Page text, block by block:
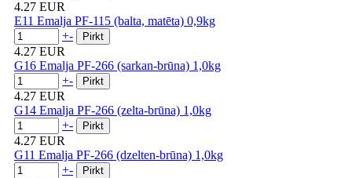
4.27 EUR
E11 Emalja PF-115 (balta, matēta) 0,9kg
+-
4.27 EUR
G16 Emalja PF-266 (sarkan-brūna) 1,0kg
+-
4.27 EUR
G14 Emalja PF-266 (zelta-brūna) 1,0kg
+-
4.27 EUR
G11 Emalja PF-266 (dzelten-brūna) 1,0kg
+-